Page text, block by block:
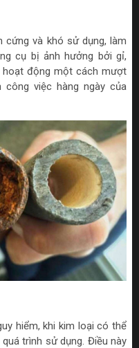
và khó sử dụng, làm
cụ bị ảnh hưởng bởi gỉ,
hoạt động một cách mượt
việc hàng ngày của
hiểm, khi kim loại có thể
trình sử dụng. Điều này